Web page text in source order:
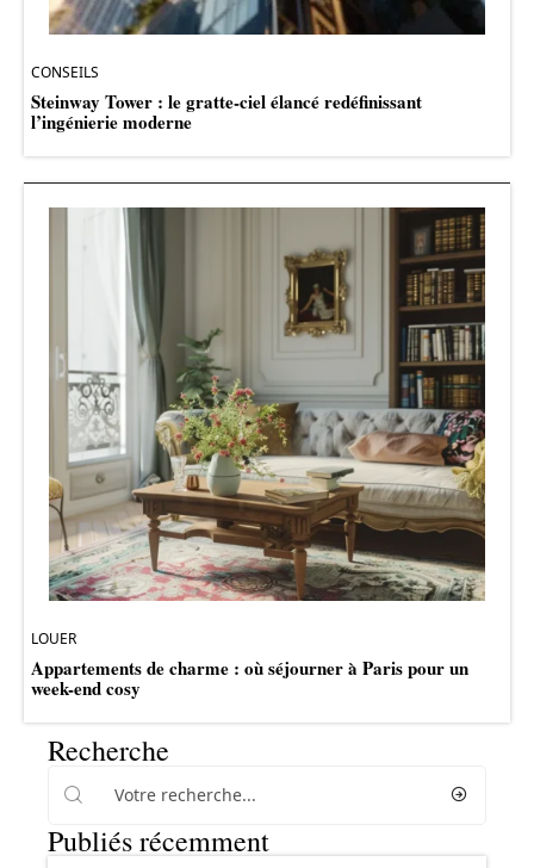
CONSEILS
Steinway Tower : le gratte-ciel élancé redéfinissant
l’ingénierie moderne
LOUER
Appartements de charme : où séjourner à Paris pour un
week-end cosy
Recherche
Publiés récemment